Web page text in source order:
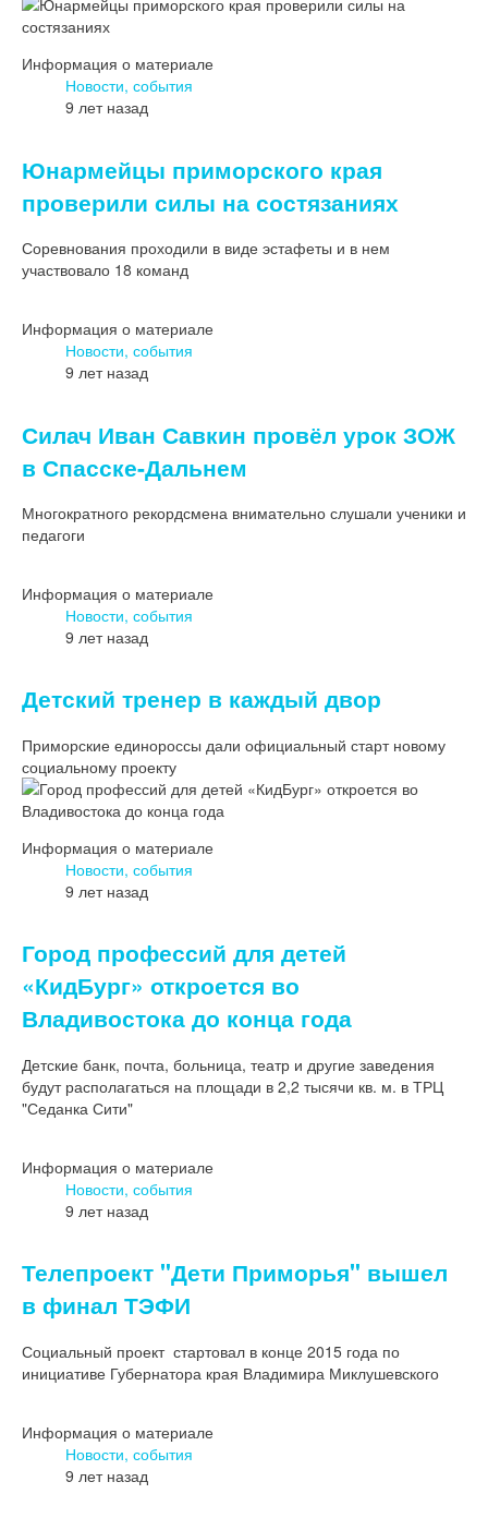
Информация о материале
Новости, события
9 лет назад
Юнармейцы приморского края
проверили силы на состязаниях
Соревнования проходили в виде эстафеты и в нем
участвовало 18 команд
Информация о материале
Новости, события
9 лет назад
Силач Иван Савкин провёл урок ЗОЖ
в Спасске-Дальнем
Многократного рекордсмена внимательно слушали ученики и
педагоги
Информация о материале
Новости, события
9 лет назад
Детский тренер в каждый двор
Приморские единороссы дали официальный старт новому
социальному проекту
Информация о материале
Новости, события
9 лет назад
Город профессий для детей
«КидБург» откроется во
Владивостока до конца года
Детские банк, почта, больница, театр и другие заведения
будут располагаться на площади в 2,2 тысячи кв. м. в ТРЦ
"Седанка Сити"
Информация о материале
Новости, события
9 лет назад
Телепроект "Дети Приморья" вышел
в финал ТЭФИ
Социальный проект стартовал в конце 2015 года по
инициативе Губернатора края Владимира Миклушевского
Информация о материале
Новости, события
9 лет назад